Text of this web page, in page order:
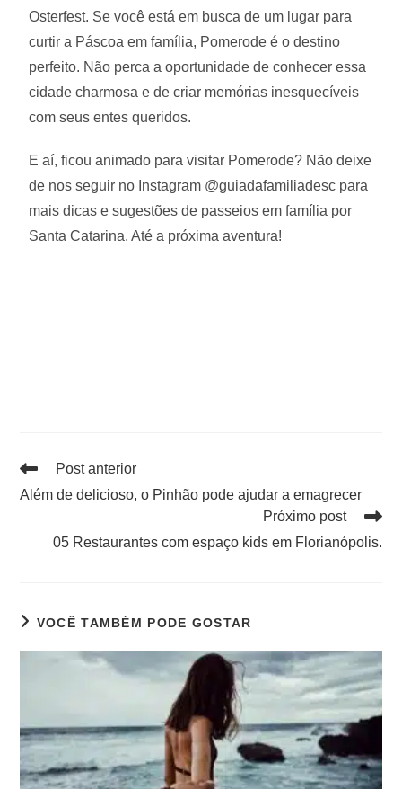
Osterfest. Se você está em busca de um lugar para
curtir a Páscoa em família, Pomerode é o destino
perfeito. Não perca a oportunidade de conhecer essa
cidade charmosa e de criar memórias inesquecíveis
com seus entes queridos.
E aí, ficou animado para visitar Pomerode? Não deixe
de nos seguir no Instagram @guiadafamiliadesc para
mais dicas e sugestões de passeios em família por
Santa Catarina. Até a próxima aventura!
Post anterior
Além de delicioso, o Pinhão pode ajudar a emagrecer
Próximo post
05 Restaurantes com espaço kids em Florianópolis.
VOCÊ TAMBÉM PODE GOSTAR